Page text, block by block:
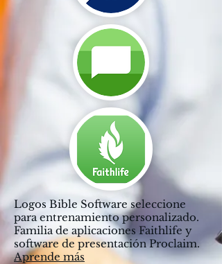
Logos Bible Software seleccione
para entrenamiento personalizado.
Familia de aplicaciones Faithlife y
software de presentación Proclaim.
Aprende más